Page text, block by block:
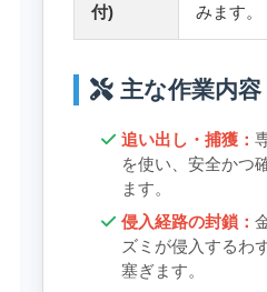
付)
みます。
主な作業内容
追い出し・捕獲：
を使い、安全かつ
ます。
侵入経路の封鎖：
ズミが侵入するわ
塞ぎます。